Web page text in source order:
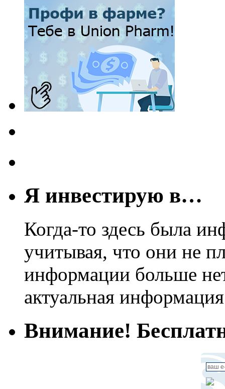
Я инвестирую в…
Когда-то здесь была
учитывая, что они не
информации больше
актуальная
Внимание!